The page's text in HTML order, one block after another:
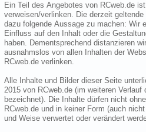
Ein Teil des Angebotes von RCweb.de
verweisen/verlinken. Die derzeit
dazu folgende Aussage zu machen: Wir
Einfluss auf den Inhalt oder die
haben. Dementsprechend distanzieren
ausnahmslos von allen Inhalten der
RCweb.de verlinken.
Alle Inhalte und Bilder dieser Seite
2015 von RCweb.de (im weiteren
bezeichnet). Die Inhalte dürfen nicht
RCweb.de und in keiner Form (auch
und Weise verwertet oder verändert